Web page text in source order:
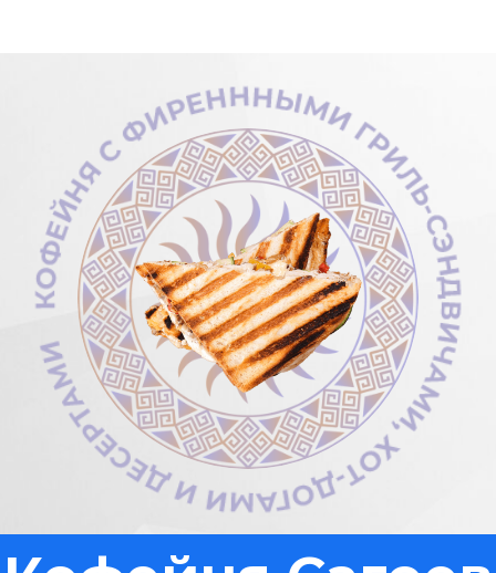
Легендарные сэндвичи
гриль
Кофейня Сагоев
Здесь вы можете заказать сэндвичи,